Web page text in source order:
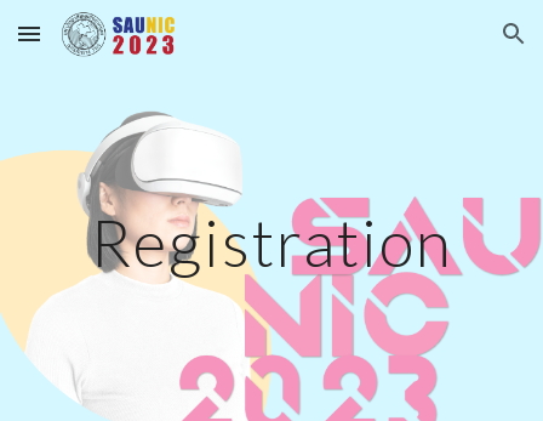
Skip to main content Skip to navigation
Registration